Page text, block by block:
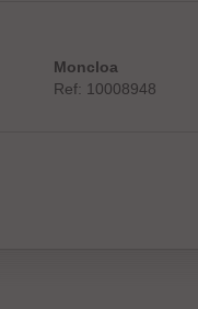
Moncloa
Ref: 10008948